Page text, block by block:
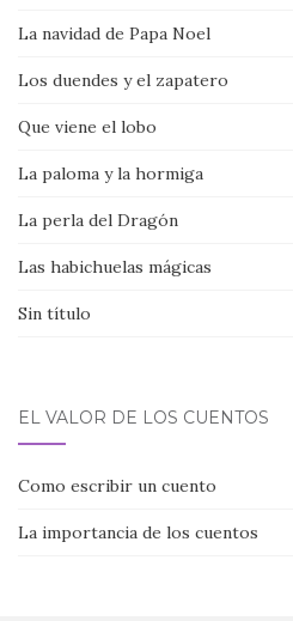
La navidad de Papa Noel
Los duendes y el zapatero
Que viene el lobo
La paloma y la hormiga
La perla del Dragón
Las habichuelas mágicas
Sin título
EL VALOR DE LOS CUENTOS
Como escribir un cuento
La importancia de los cuentos